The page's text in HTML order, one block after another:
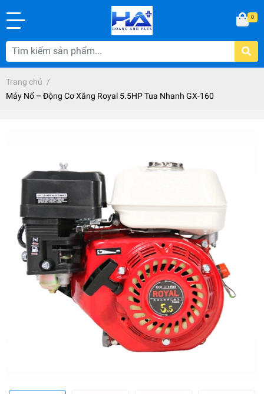
0
Trang chủ /
Máy Nổ – Động Cơ Xăng Royal 5.5HP Tua Nhanh GX-160